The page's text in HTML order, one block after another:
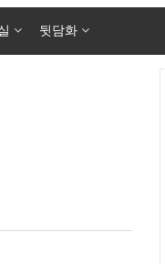
뒷담화